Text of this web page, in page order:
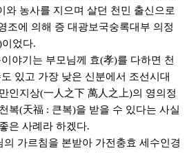
와 농사를 지으며 살던 천민 출신으로
조에 의해 증 대광보국숭록대부 의정
이었다.
야기는 부모님께 효(孝)를 다하면 천
있고 가장 낮은 신분에서 조선시대
인지상(一人之下 萬人之上)의 영의정
복(天福 : 큰복)을 받을 수 있다는 사실
은 사례라 하겠다.
가르침을 본받아 가전충효 세수인경